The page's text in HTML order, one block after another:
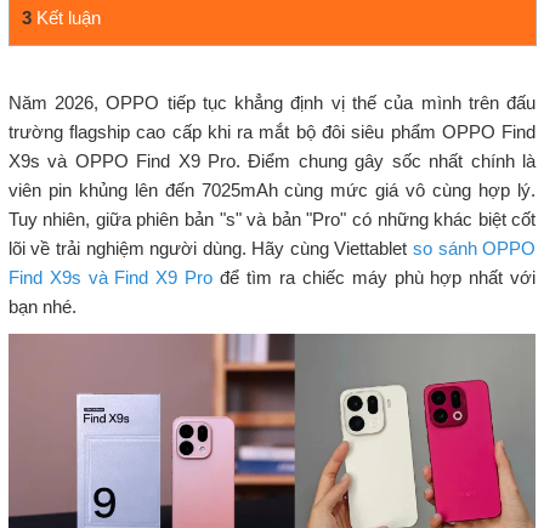
3 Kết luận
Năm 2026, OPPO tiếp tục khẳng định vị thế của mình trên đấu
trường flagship cao cấp khi ra mắt bộ đôi siêu phẩm OPPO Find
X9s và OPPO Find X9 Pro. Điểm chung gây sốc nhất chính là
viên pin khủng lên đến 7025mAh cùng mức giá vô cùng hợp lý.
Tuy nhiên, giữa phiên bản "s" và bản "Pro" có những khác biệt cốt
lõi về trải nghiệm người dùng. Hãy cùng Viettabletso sánh OPPO
Find X9s và Find X9 Pro để tìm ra chiếc máy phù hợp nhất với
bạn nhé.